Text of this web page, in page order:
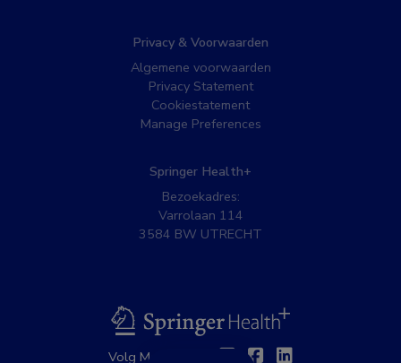
Privacy & Voorwaarden
Algemene voorwaarden
Privacy Statement
Cookiestatement
Manage Preferences
Springer Health+
Bezoekadres:
Varrolaan 114
3584 BW UTRECHT
BSL
Volg MedNet op: TwitterFacebook
Linkedin